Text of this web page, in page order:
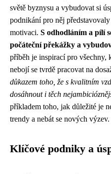
světě byznysu a vybudovat si
podnikání pro něj
motivaci. S odhodláním a pílí
počáteční překážky a
příběh je inspirací pro všechny,
nebojí se tvrdě pracovat na
důkazem toho, že s kvalitním
dosáhnout i těch
příkladem toho, jak důležité je
trendy a nebát se nových výzev.
Klíčové podniky a